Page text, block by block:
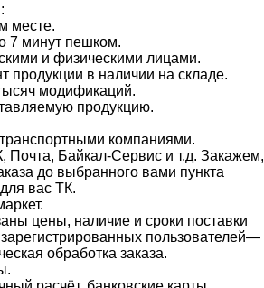
месте.
7 минут пешком.
и физическими лицами.
продукции в наличии на складе.
модификаций.
продукцию.
компаниями.
Байкал-Сервис и т.д. Закажем,
до выбранного вами пункта
вас ТК.
цены, наличие и сроки поставки
пользователей—
обработка заказа.